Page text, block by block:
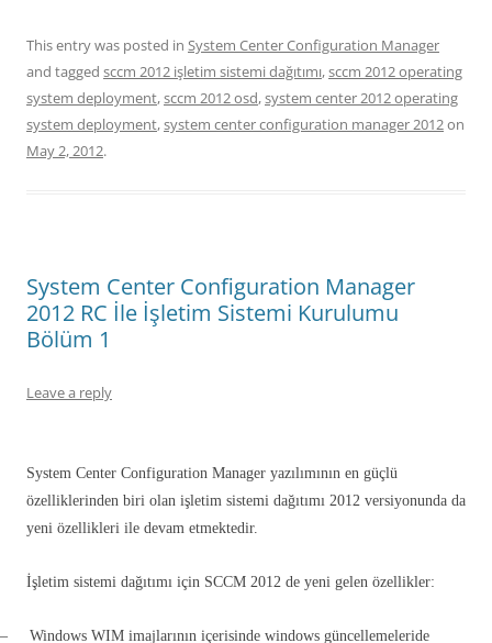
This entry was posted in System Center Configuration Manager
and tagged sccm 2012 işletim sistemi dağıtımı,sccm 2012 operating
system deployment,sccm 2012 osd,system center 2012 operating
system deployment,system center configuration manager 2012on
May 2, 2012.
System Center Configuration Manager
2012 RC İle İşletim Sistemi Kurulumu
Bölüm 1
Leave a reply
System Center Configuration Manager yazılımının en güçlü
özelliklerinden biri olan işletim sistemi dağıtımı 2012 versiyonunda da
yeni özellikleri ile devam etmektedir.
İşletim sistemi dağıtımı için SCCM 2012 de yeni gelen özellikler:
–
Windows WIM imajlarının içerisinde windows güncellemeleride